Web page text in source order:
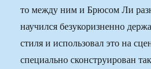
то между ним и Брюсом Ли
научился безукоризненно
стиля и использовал это на
специально сконструирован